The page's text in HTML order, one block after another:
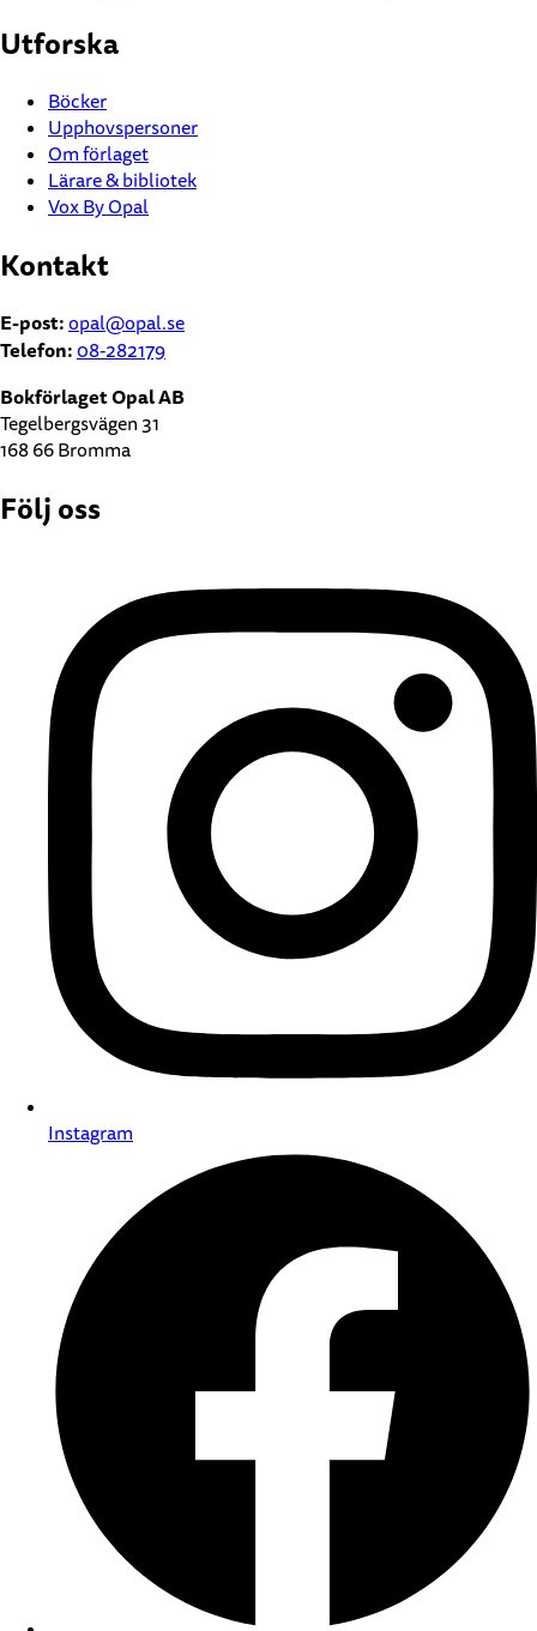
Utforska
Böcker
Upphovspersoner
Om förlaget
Lärare & bibliotek
Vox By Opal
Kontakt
E-post:opal@opal.se
Telefon:08-282179
Bokförlaget Opal AB
Tegelbergsvägen 31
168 66 Bromma
Följ oss
Instagram